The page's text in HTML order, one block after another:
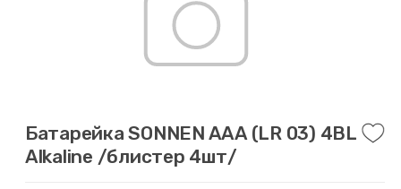
Батарейка SONNEN AAA (LR 03) 4BL
Alkaline /блистер 4шт/